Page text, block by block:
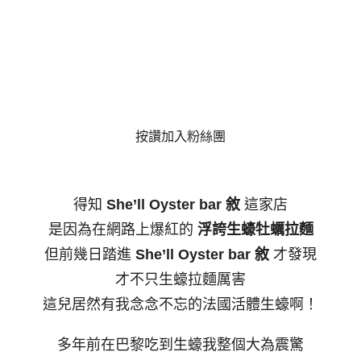
按讚加入粉絲團
得知 She’ll Oyster bar 敘 這家店
是因為在網路上爆紅的 浮誇生蠔牡蠣拉麵
但前幾日踏進 She’ll Oyster bar 敘 才發現
才不只生蠔拉麵厲害
這兒居然有我念念不忘的法國活體生蠔啊！
多年前在巴黎吃到生蠔我整個大為震驚